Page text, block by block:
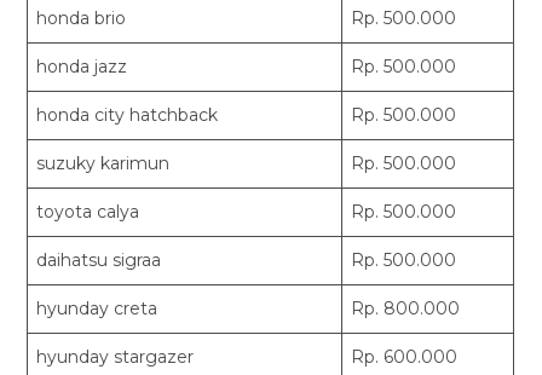
honda brio Rp. 500.000
honda jazz Rp. 500.000
honda city hatchback Rp. 500.000
suzuky karimun Rp. 500.000
toyota calya Rp. 500.000
daihatsu sigraa Rp. 500.000
hyunday creta Rp. 800.000
hyunday stargazer Rp. 600.000